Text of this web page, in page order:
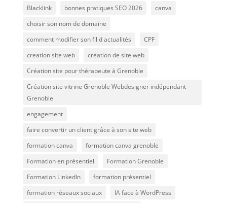
Blacklink
bonnes pratiques SEO 2026
canva
choisir son nom de domaine
comment modifier son fil d actualités
CPF
creation site web
création de site web
Création site pour thérapeute à Grenoble
Création site vitrine Grenoble Webdesigner indépendant
Grenoble
engagement
faire convertir un client grâce à son site web
formation canva
formation canva grenoble
Formation en présentiel
Formation Grenoble
Formation LinkedIn
formation présentiel
formation réseaux sociaux
IA face à WordPress